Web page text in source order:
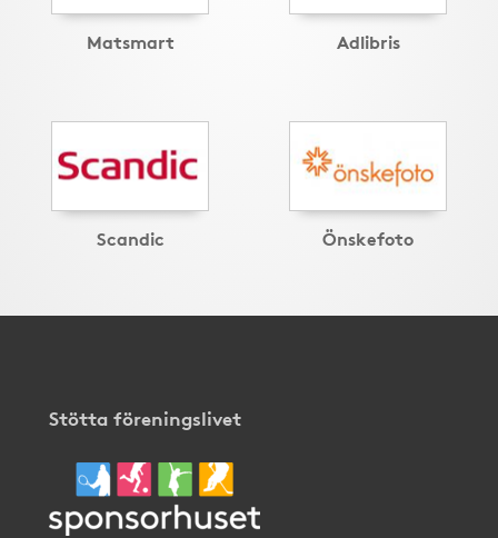
Matsmart Adlibris
Scandic Önskefoto
Stötta föreningslivet